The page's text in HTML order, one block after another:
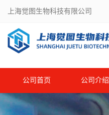
上海觉图生物科技有限公司
公司首页 公司介绍